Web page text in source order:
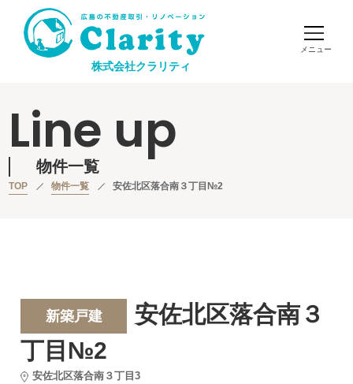
株式会社クラリティ
Line up
物件一覧
TOP 物件一覧 安佐北区落合南３丁目№2
新築戸建
安佐北区落合南３
丁目№2
安佐北区落合南３丁目3